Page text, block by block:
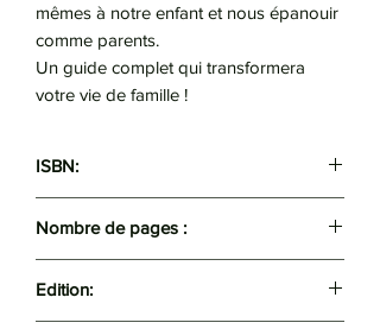
mêmes à notre enfant et nous épanouir
comme parents.
Un guide complet qui transformera
votre vie de famille !
ISBN:
Nombre de pages :
Edition: